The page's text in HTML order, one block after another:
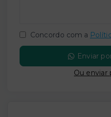
Concordo com a
Enviar
Ou enviar